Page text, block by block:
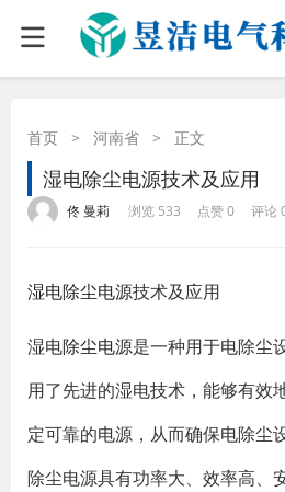
首页 > 河南省 > 正文
湿电除尘电源技术及应用
佟 曼莉 浏览 533 点赞 0 评论
湿电除尘电源技术及应用
湿电除尘电源是一种用于电除尘
用了先进的湿电技术，能够有效
定可靠的电源，从而确保电除尘
除尘电源具有功率大、效率高、